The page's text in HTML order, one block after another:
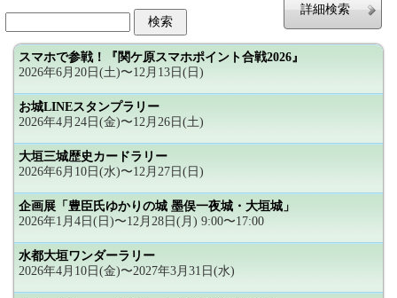
詳細検索
スマホで参戦！『関ケ原スマホポイント合戦2026』
2026年6月20日(土)〜12月13日(日)
お城LINEスタンプラリー
2026年4月24日(金)〜12月26日(土)
大垣三城歴史カードラリー
2026年6月10日(水)〜12月27日(日)
企画展「豊臣氏ゆかりの城 墨俣一夜城・大垣城」
2026年1月4日(日)〜12月28日(月) 9:00〜17:00
水都大垣ワンダーラリー
2026年4月10日(金)〜2027年3月31日(水)